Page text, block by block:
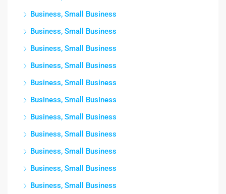
Business, Small Business
Business, Small Business
Business, Small Business
Business, Small Business
Business, Small Business
Business, Small Business
Business, Small Business
Business, Small Business
Business, Small Business
Business, Small Business
Business, Small Business